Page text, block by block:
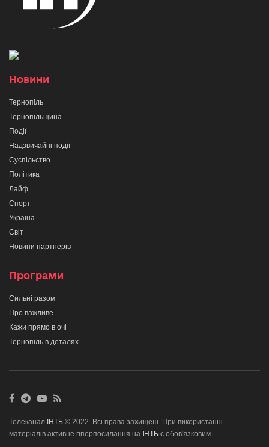
Новини
Тернопіль
Тернопільщина
Події
Надзвичайні події
Суспільство
Політика
Лайф
Спорт
Україна
Світ
Новини партнерів
Програми
Сильні разом
Про важливе
Кажи прямо в очі
Тернопіль в деталях
Телеканал ІНТБ © 2022. Всі права захищені. При використанні
матеріалів активне гіперпосилання на ІНТБ є обов'язковим